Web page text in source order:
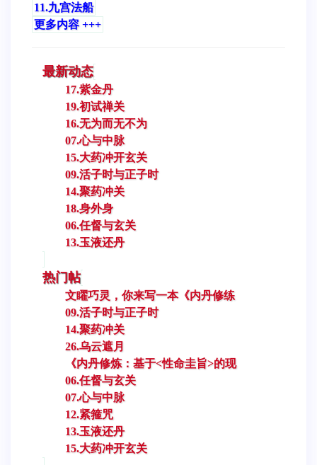
11.九宫法船
更多内容 +++
最新动态
17.紫金丹
19.初试禅关
16.无为而无不为
07.心与中脉
15.大药冲开玄关
09.活子时与正子时
14.聚药冲关
18.身外身
06.任督与玄关
13.玉液还丹
热门帖
文矅巧灵，你来写一本《内丹修练
09.活子时与正子时
14.聚药冲关
26.乌云遮月
《内丹修炼：基于<性命圭旨>的现
06.任督与玄关
07.心与中脉
12.紧箍咒
13.玉液还丹
15.大药冲开玄关